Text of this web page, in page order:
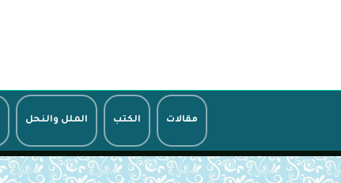
مقالات الكتب الملل والنحل